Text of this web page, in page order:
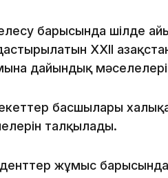
барысында шілде
ХХІІ
дайындық
басшылары
талқылады.
жұмыс барысында